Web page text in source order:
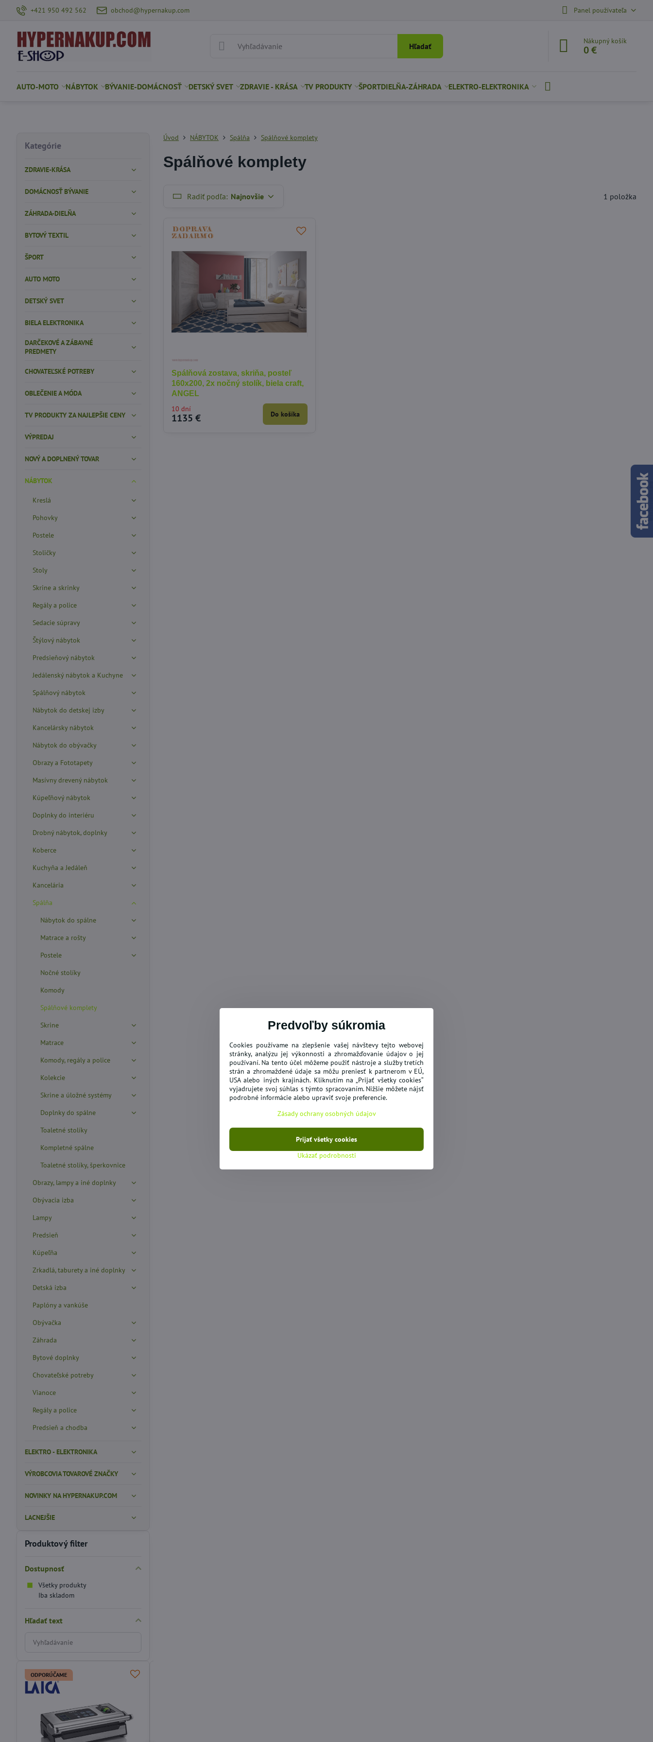
+421 950 492 562 obchod@hypernakup.com Panel používateľa
Hľadať
Nákupný košík
0 €
AUTO-MOTO NÁBYTOK BÝVANIE-DOMÁCNOSŤ DETSKÝ SVET ZDRAVIE - KRÁSA TV PRODUKTY ŠPORTDIELŇA-ZÁHRADA ELEKTRO-ELEKTRONIKA
Úvod NÁBYTOK Spálňa Spálňové komplety
Spálňové komplety
Radiť podľa: Najnovšie 1 položka
Spálňová zostava, skriňa, posteľ
160x200, 2x nočný stolík, biela craft,
ANGEL
10 dní
1135 € Do košíka
Produktový filter
Dostupnosť
Všetky produkty
Iba skladom
Hľadať text
Prehľadať
výsledky
fulltextom
Kategórie
ZDRAVIE-KRÁSA
DOMÁCNOSŤ BÝVANIE
ZÁHRADA-DIELŇA
BYTOVÝ TEXTIL
ŠPORT
AUTO MOTO
DETSKÝ SVET
BIELA ELEKTRONIKA
DARČEKOVÉ A ZÁBAVNÉ
PREDMETY
CHOVATEĽSKÉ POTREBY
OBLEČENIE A MÓDA
TV PRODUKTY ZA NAJLEPŠIE CENY
VÝPREDAJ
NOVÝ A DOPLNENÝ TOVAR
NÁBYTOK
Kreslá
Pohovky
Postele
Stoličky
Stoly
Skrine a skrinky
Regály a police
Sedacie súpravy
Štýlový nábytok
Predsieňový nábytok
Jedálenský nábytok a Kuchyne
Spálňový nábytok
Nábytok do detskej izby
Kancelársky nábytok
Nábytok do obývačky
Obrazy a Fototapety
Masívny drevený nábytok
Kúpeľňový nábytok
Doplnky do interiéru
Drobný nábytok, doplnky
Koberce
Kuchyňa a Jedáleň
Kancelária
Spálňa
Nábytok do spálne
Matrace a rošty
Postele
Nočné stolíky
Komody
Spálňové komplety
Skrine
Matrace
Komody, regály a police
Kolekcie
Skrine a úložné systémy
Doplnky do spálne
Toaletné stolíky
Kompletné spálne
Toaletné stolíky, šperkovnice
Obrazy, lampy a iné doplnky
Obývacia izba
Lampy
Predsieň
Kúpeľňa
Zrkadlá, taburety a iné doplnky
Detská izba
Paplóny a vankúše
Obývačka
Záhrada
Bytové doplnky
Chovateľské potreby
Vianoce
Regály a police
Predsieň a chodba
ELEKTRO - ELEKTRONIKA
VÝROBCOVIA TOVAROVÉ ZNAČKY
NOVINKY NA HYPERNAKUP.COM
LACNEJŠIE
ODPORÚČAME
Predvoľby súkromia
Cookies používame na zlepšenie vašej návštevy tejto webovej
stránky, analýzu jej výkonnosti a zhromažďovanie údajov o jej
používaní. Na tento účel môžeme použiť nástroje a služby tretích
strán a zhromaždené údaje sa môžu preniesť k partnerom v EÚ,
USA alebo iných krajinách. Kliknutím na „Prijať všetky cookies“
vyjadrujete svoj súhlas s týmto spracovaním. Nižšie môžete nájsť
podrobné informácie alebo upraviť svoje preferencie.
Zásady ochrany osobných údajov
Ukázať podrobnosti
Prijať všetky cookies